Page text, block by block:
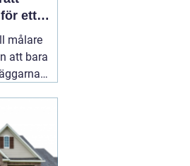
ett
målare
att bara
lyfter
kan
värdet